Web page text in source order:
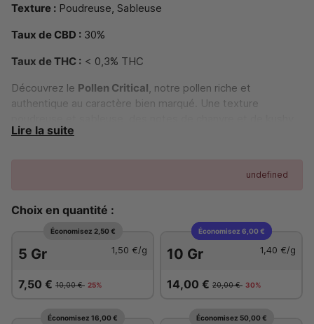
Texture : Poudreuse, Sableuse
Taux de CBD : 30%
Taux de THC : < 0,3% THC
Découvrez le Pollen Critical , notre pollen riche et
authentique au caractère bien marqué. Une texture
pour une expérience naturelle et intense, et une extraction
En raison de l'augmentation des coûts de production – du
travail des chanvriers à l'amélioration des matériaux et des
techniques d'extraction – nos prix évoluent. Nous
qualité/prix, avec des tarifs parmi les plus compétitifs du
Lire la suite
undefined
Choix en quantité :
Économisez 2,50 €
5 Gr 1,50 €/g
7,50 € 10,00 € 25%
Économisez 6,00 €
10 Gr 1,40 €/g
14,00 € 20,00 € 30%
Économisez 16,00 € Économisez 50,00 €